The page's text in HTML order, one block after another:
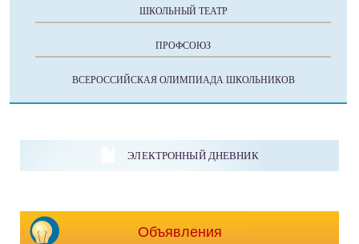
ШКОЛЬНЫЙ ТЕАТР
ПРОФСОЮЗ
ВСЕРОССИЙСКАЯ ОЛИМПИАДА ШКОЛЬНИКОВ
ЭЛЕКТРОННЫЙ ДНЕВНИК
Объявления